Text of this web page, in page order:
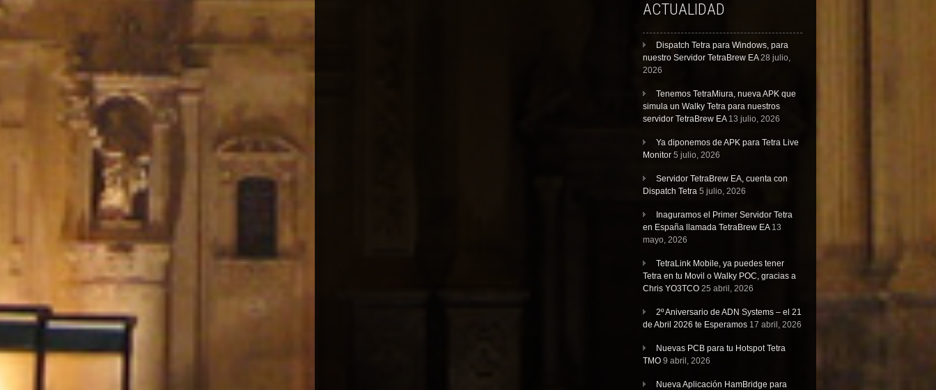
ACTUALIDAD
Dispatch Tetra para Windows, para
nuestro Servidor TetraBrew EA 28 julio,
2026
Tenemos TetraMiura, nueva APK que
simula un Walky Tetra para nuestros
servidor TetraBrew EA 13 julio, 2026
Ya diponemos de APK para Tetra Live
Monitor 5 julio, 2026
Servidor TetraBrew EA, cuenta con
Dispatch Tetra 5 julio, 2026
Inaguramos el Primer Servidor Tetra
en España llamada TetraBrew EA 13
mayo, 2026
TetraLink Mobile, ya puedes tener
Tetra en tu Movil o Walky POC, gracias a
Chris YO3TCO 25 abril, 2026
2º Aniversario de ADN Systems – el 21
de Abril 2026 te Esperamos 17 abril, 2026
Nuevas PCB para tu Hotspot Tetra
TMO 9 abril, 2026
Nueva Aplicación HamBridge para